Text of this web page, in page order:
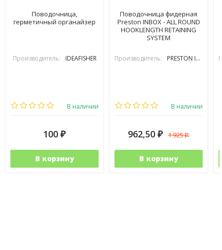
Поводочница,
герметичный органайзер
Производитель: IDEAFISHER
В наличии
100 ₽
В корзину
Поводочница фидерная
Preston INBOX - ALL ROUND
HOOKLENGTH RETAINING
SYSTEM
Производитель: PRESTON INOVATIONS
В наличии
962,50 ₽ 1 925₽
В корзину